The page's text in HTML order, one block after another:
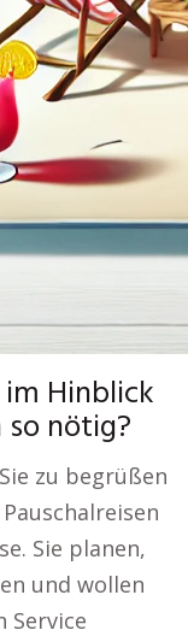
Hinblick
nötig?
zu begrüßen
Sie planen,
und wollen
Service